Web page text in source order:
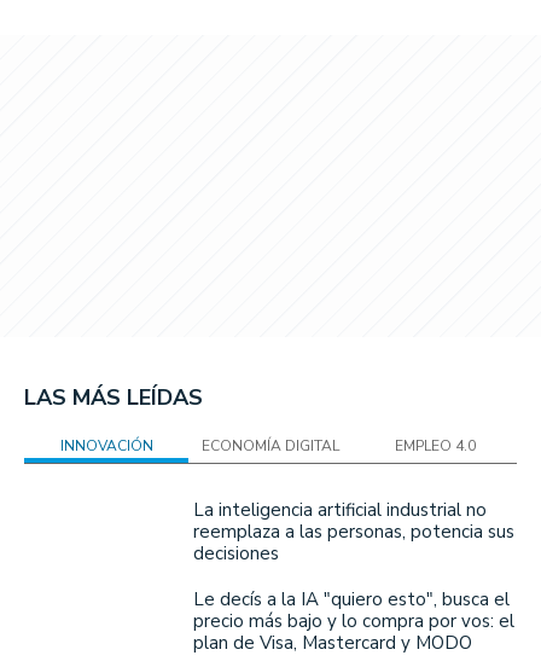
LAS MÁS LEÍDAS
INNOVACIÓN ECONOMÍA DIGITAL EMPLEO 4.0
La inteligencia artificial industrial no
reemplaza a las personas, potencia sus
decisiones
Le decís a la IA "quiero esto", busca el
precio más bajo y lo compra por vos: el
plan de Visa, Mastercard y MODO